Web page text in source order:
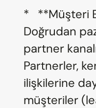
*   **Müşteri
Doğrudan
partner
Partnerler,
ilişkilerine
müşteriler